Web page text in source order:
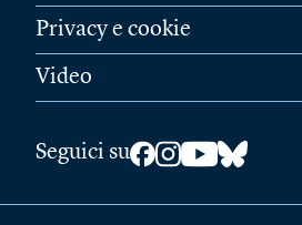
Privacy e cookie
Video
Seguici su